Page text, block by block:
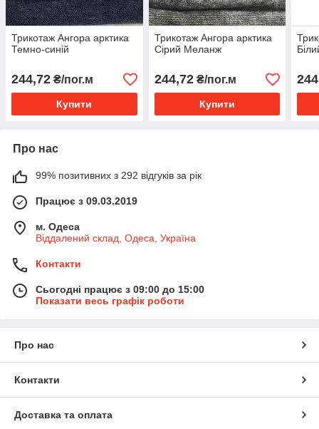
Трикотаж Ангора арктика
Темно-синій
244,72 ₴/пог.м
Купити
Трикотаж Ангора арктика
Сірий Меланж
244,72₴/пог.м
Купити
Про нас
99% позитивних з 292 відгуків за рік
Працює з 09.03.2019
м. Одеса
Віддалений склад, Одеса, Україна
Контакти
Сьогодні працює з 09:00 до 15:00
Показати весь графік роботи
Про нас
Контакти
Доставка та оплата